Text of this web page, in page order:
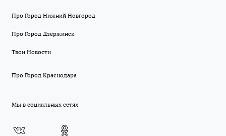
Про Город Нижний Новгород
Про Город Дзержинск
Твои Новости
Про Город Краснодара
Мы в социальных сетях